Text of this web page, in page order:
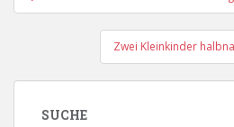
Zwei Kleinkinder
SUCHE